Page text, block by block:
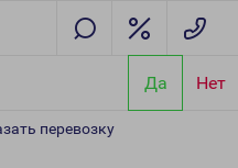
Да Нет
перевозку